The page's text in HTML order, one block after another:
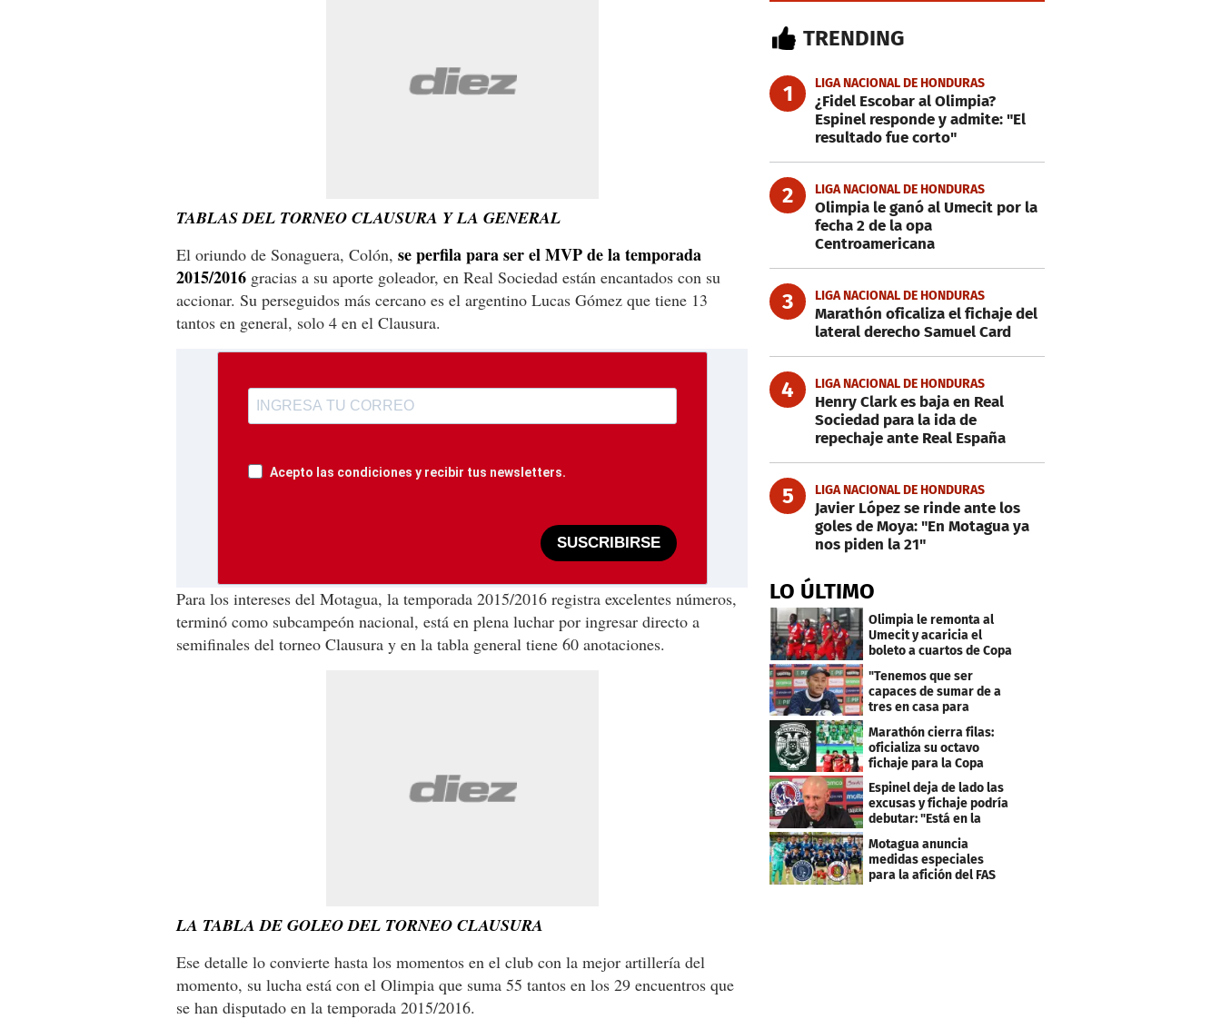
TABLAS DEL TORNEO CLAUSURA Y LA GENERAL
El oriundo de Sonaguera, Colón, se perfila para ser el MVP de la temporada
2015/2016 gracias a su aporte goleador, en Real Sociedad están encantados con su
accionar. Su perseguidos más cercano es el argentino Lucas Gómez que tiene 13
tantos en general, solo 4 en el Clausura.
Acepto las condiciones y recibir tus newsletters.
SUSCRIBIRSE
Para los intereses del Motagua, la temporada 2015/2016 registra excelentes números,
terminó como subcampeón nacional, está en plena luchar por ingresar directo a
semifinales del torneo Clausura y en la tabla general tiene 60 anotaciones.
LA TABLA DE GOLEO DEL TORNEO CLAUSURA
Ese detalle lo convierte hasta los momentos en el club con la mejor artillería del
momento, su lucha está con el Olimpia que suma 55 tantos en los 29 encuentros que
se han disputado en la temporada 2015/2016.
TRENDING
1 LIGA NACIONAL DE HONDURAS
¿Fidel Escobar al Olimpia?
Espinel responde y admite: "El
resultado fue corto"
2 LIGA NACIONAL DE HONDURAS
Olimpia le ganó al Umecit por la
fecha 2 de la opa
Centroamericana
3 LIGA NACIONAL DE HONDURAS
Marathón oficaliza el fichaje del
lateral derecho Samuel Card
4 LIGA NACIONAL DE HONDURAS
Henry Clark es baja en Real
Sociedad para la ida de
repechaje ante Real España
5 LIGA NACIONAL DE HONDURAS
Javier López se rinde ante los
goles de Moya: "En Motagua ya
nos piden la 21"
LO ÚLTIMO
Olimpia le remonta al
Umecit y acaricia el
boleto a cuartos de Copa
"Tenemos que ser
capaces de sumar de a
tres en casa para
asegurar la
clasificación"
Marathón cierra filas:
oficializa su octavo
fichaje para la Copa
Centroamericana
Espinel deja de lado las
excusas y fichaje podría
debutar: "Está en la
Motagua anuncia
medidas especiales
para la afición del FAS